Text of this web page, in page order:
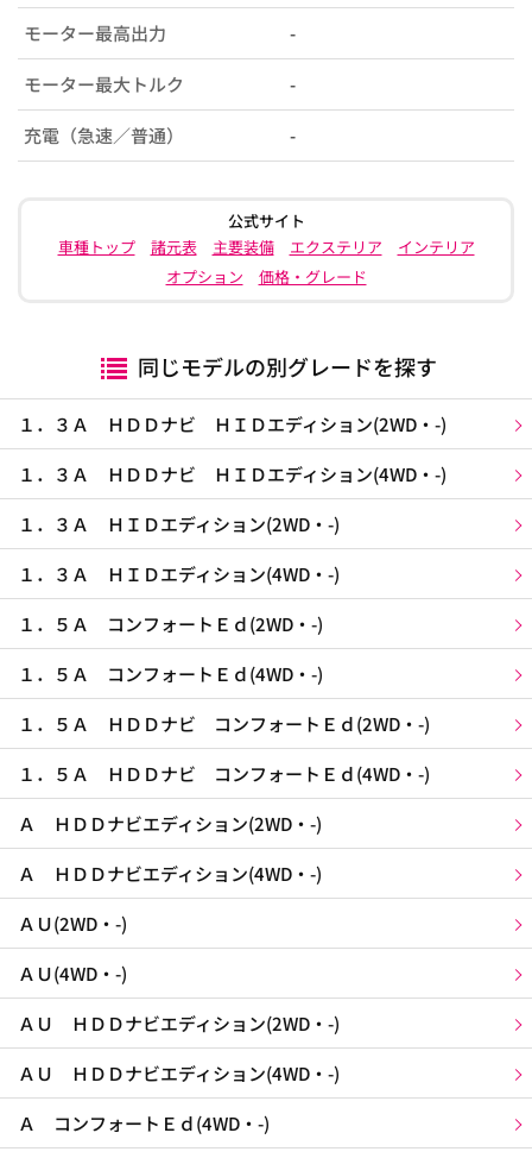
モーター最高出力 -
モーター最大トルク -
充電（急速／普通） -
公式サイト
車種トップ
諸元表 主要装備 エクステリア
インテリア
オプション
価格・グレード
同じモデルの別グレードを探す
１．３Ａ ＨＤＤナビ ＨＩＤエディション(2WD・-)
１．３Ａ ＨＤＤナビ ＨＩＤエディション(4WD・-)
１．３Ａ ＨＩＤエディション(2WD・-)
１．３Ａ ＨＩＤエディション(4WD・-)
１．５Ａ コンフォートＥｄ(2WD・-)
１．５Ａ コンフォートＥｄ(4WD・-)
１．５Ａ ＨＤＤナビ コンフォートＥｄ(2WD・-)
１．５Ａ ＨＤＤナビ コンフォートＥｄ(4WD・-)
Ａ ＨＤＤナビエディション(2WD・-)
Ａ ＨＤＤナビエディション(4WD・-)
ＡＵ(2WD・-)
ＡＵ(4WD・-)
ＡＵ ＨＤＤナビエディション(2WD・-)
ＡＵ ＨＤＤナビエディション(4WD・-)
Ａ コンフォートＥｄ(4WD・-)